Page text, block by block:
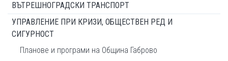
ВЪТРЕШНОГРАДСКИ ТРАНСПОРТ
УПРАВЛЕНИЕ ПРИ КРИЗИ, ОБЩЕСТВЕН РЕД И
СИГУРНОСТ
Планове и програми на Община Габрово